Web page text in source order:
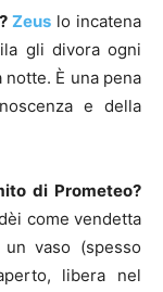
Zeuslo incatena
gli divora ogni
È una pena
e della
di Prometeo?
come vendetta
vaso (spesso
libera nel